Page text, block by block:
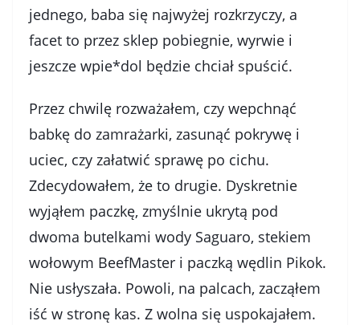
jednego, baba się najwyżej rozkrzyczy, a
facet to przez sklep pobiegnie, wyrwie i
jeszcze wpie*dol będzie chciał spuścić.
Przez chwilę rozważałem, czy wepchnąć
babkę do zamrażarki, zasunąć pokrywę i
uciec, czy załatwić sprawę po cichu.
Zdecydowałem, że to drugie. Dyskretnie
wyjąłem paczkę, zmyślnie ukrytą pod
dwoma butelkami wody Saguaro, stekiem
wołowym BeefMaster i paczką wędlin Pikok.
Nie usłyszała. Powoli, na palcach, zacząłem
iść w stronę kas. Z wolna się uspokajałem.